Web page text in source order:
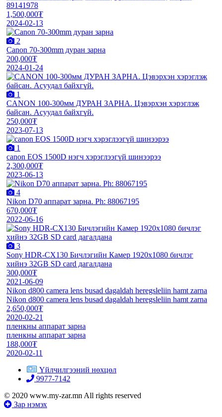
89141978
1,500,000₮
2024-02-13
2
Canon 70-300mm дуран зарна
200,000₮
2024-01-24
1
CANON 100-300мм ДУРАН ЗАРНА. Цэвэрхэн хэрэглэж
байсан. Асуудал байхгүй.
250,000₮
2023-07-13
1
canon EOS 1500D нэгч хэрэглээгүй шинээрээ
2,300,000₮
2023-06-13
4
Nikon D70 аппарат зарна. Ph: 88067195
670,000₮
2022-06-16
3
Sony HDR-CX130 Бичлэгийн Камер 1920x1080 бичлэг
хийнэ 32GB SD card дагалдана
300,000₮
2021-06-09
Nikon d800 camera lens busad dagaldah heregsleliin hamt zarna
Nikon d800 camera lens busad dagaldah heregsleliin hamt zarna
2,650,000₮
2020-02-21
пленкны аппарат зарна
пленкны аппарат зарна
188,000₮
2020-02-11
Үйлчилгээний нөхцөл
9977-7142
© 2020 www.my-zar.mn All rights reserved
Зар нэмэх